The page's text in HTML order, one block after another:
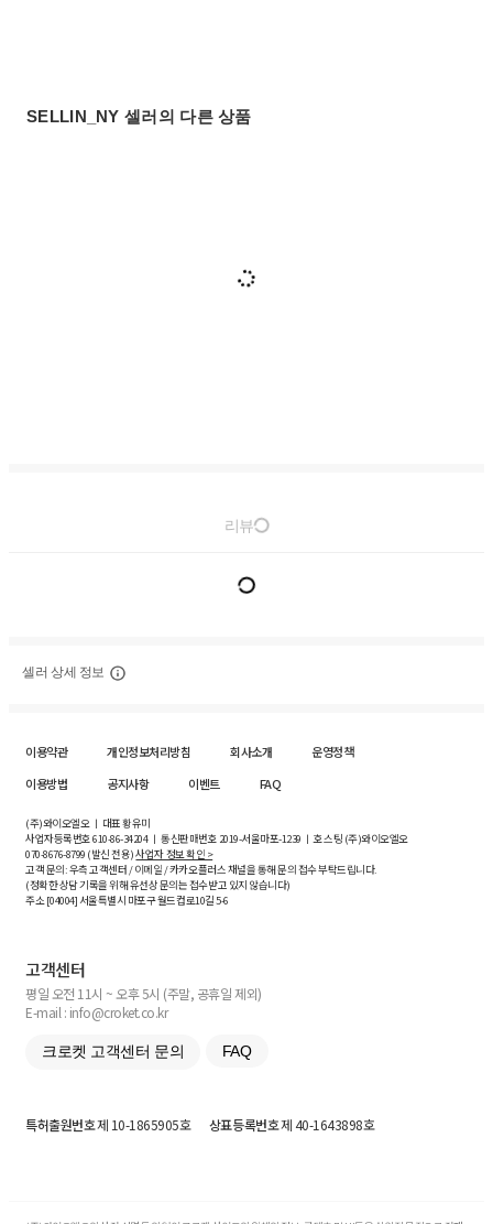
SELLIN_NY 셀러의 다른 상품
리뷰
셀러 상세 정보
이용약관 개인정보처리방침 회사소개
운영정책
이용방법
공지사항 이벤트 FAQ
(주)와이오엘오 ㅣ 대표 황유미
사업자등록번호610-86-34204ㅣ 통신판매번호 2019-서울마포-1239 ㅣ 호스팅 (주)와이오엘오
070-8676-8799 (발신 전용)사업자 정보 확인 >
고객 문의: 우측 고객센터 / 이메일 / 카카오플러스 채널을 통해 문의 접수 부탁드립니다.
(정확한 상담 기록을 위해 유선상 문의는 접수받고 있지 않습니다)
주소 [04004] 서울특별시 마포구 월드컵로10길5-6
고객센터
평일 오전 11시 ~ 오후 5시 (주말, 공휴일 제외)
E-mail : info@croket.co.kr
크로켓 고객센터 문의 FAQ
특허출원번호제 10-1865905호 상표등록번호제 40-1643898호